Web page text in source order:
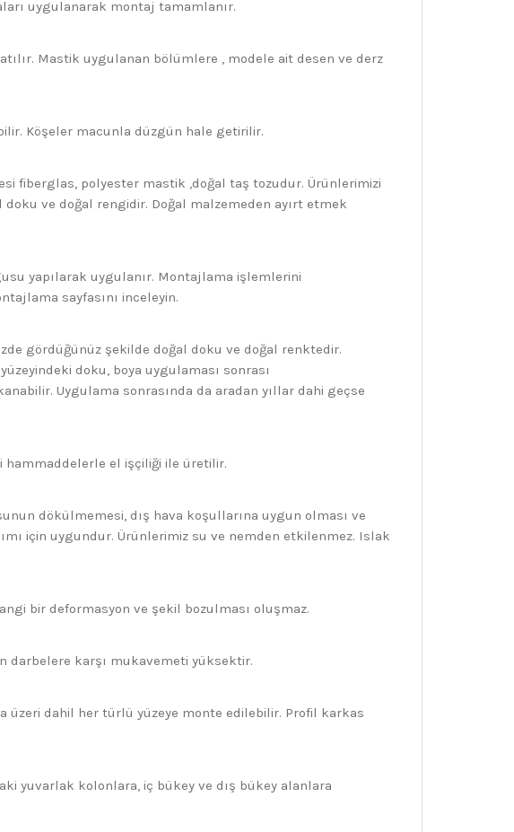
uygulanarak montaj tamamlanır.
Mastik uygulanan bölümlere , modele ait desen ve derz
Köşeler macunla düzgün hale getirilir.
fiberglas, polyester mastik ,doğal taş tozudur. Ürünlerimizi
ve doğal rengidir. Doğal malzemeden ayırt etmek
yapılarak uygulanır. Montajlama işlemlerini
sayfasını inceleyin.
gördüğünüz şekilde doğal doku ve doğal renktedir.
doku, boya uygulaması sonrası
Uygulama sonrasında da aradan yıllar dahi geçse
hammaddelerle el işçiliği ile üretilir.
dökülmemesi, dış hava koşullarına uygun olması ve
için uygundur. Ürünlerimiz su ve nemden etkilenmez. Islak
bir deformasyon ve şekil bozulması oluşmaz.
darbelere karşı mukavemeti yüksektir.
üzeri dahil her türlü yüzeye monte edilebilir. Profil karkas
yuvarlak kolonlara, iç bükey ve dış bükey alanlara